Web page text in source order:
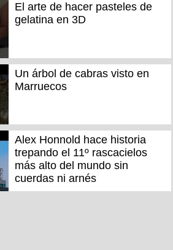
El arte de hacer pasteles de
gelatina en 3D
Un árbol de cabras visto en
Marruecos
Alex Honnold hace historia
trepando el 11º rascacielos
más alto del mundo sin
cuerdas ni arnés